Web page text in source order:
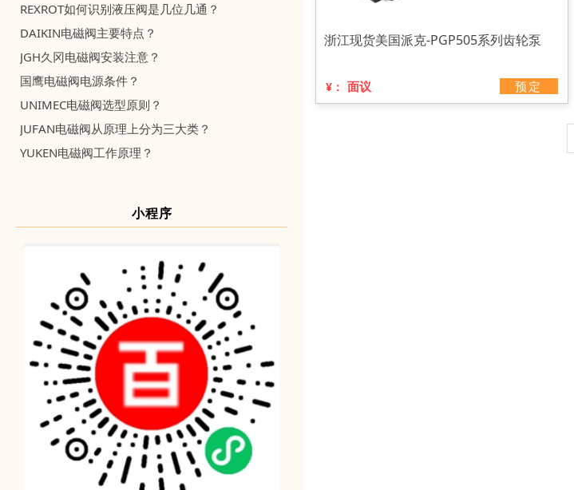
REXROT如何识别液压阀是几位几通？
DAIKIN电磁阀主要特点？
JGH久冈电磁阀安装注意？
国鹰电磁阀电源条件？
UNIMEC电磁阀选型原则？
JUFAN电磁阀从原理上分为三大类？
YUKEN电磁阀工作原理？
小程序
浙江现货美国派克-PGP505系列齿轮泵
¥： 面议 预定